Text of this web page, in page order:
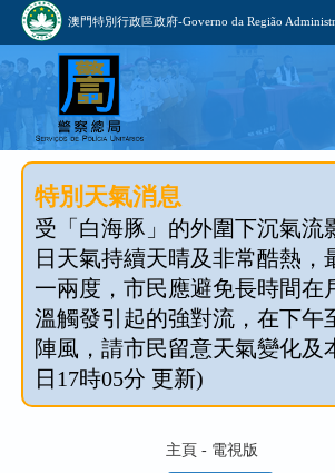
澳門特別行政區政府-Governo da Região
特別天氣消息
受「白海豚」的外圍下沉氣流
日天氣持續天晴及非常酷熱
一兩度，市民應避免長時間
溫觸發引起的強對流，在下
陣風，請市民留意天氣變化及
日17時05分 更新)
主頁 - 電視版